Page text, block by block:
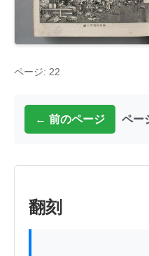
ページ: 22
← 前のページ ペー
翻刻